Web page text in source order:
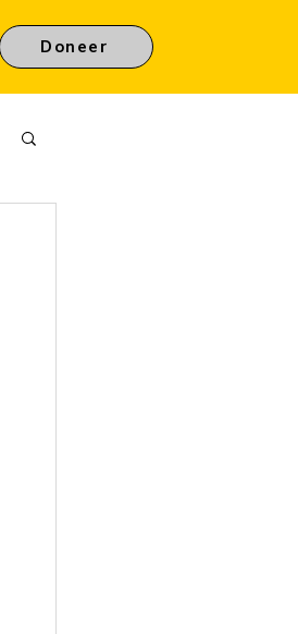
Doneer